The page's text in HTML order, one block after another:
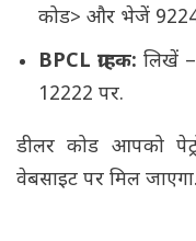
कोड> और भेजें
BPCL ग्राहक: लिखें
12222 पर.
डीलर कोड आपको
वेबसाइट पर मिल जाएगा.